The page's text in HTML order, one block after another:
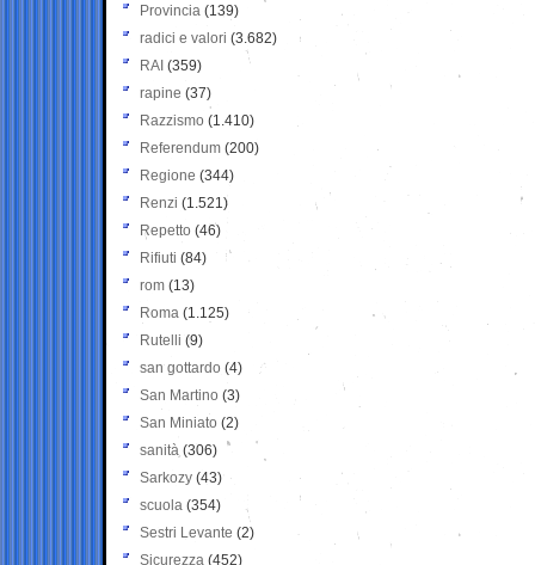
Provincia (139)
radici e valori (3.682)
RAI (359)
rapine (37)
Razzismo (1.410)
Referendum (200)
Regione (344)
Renzi (1.521)
Repetto (46)
Rifiuti (84)
rom (13)
Roma (1.125)
Rutelli (9)
san gottardo (4)
San Martino (3)
San Miniato (2)
sanità (306)
Sarkozy (43)
scuola (354)
Sestri Levante (2)
Sicurezza (452)